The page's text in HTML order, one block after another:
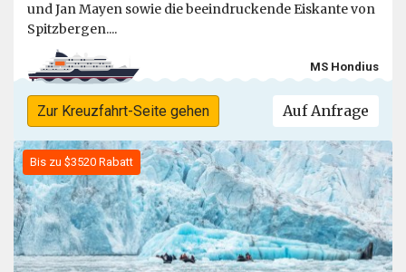
und Jan Mayen sowie die beeindruckende Eiskante von
Spitzbergen....
MS Hondius
Zur Kreuzfahrt-Seite gehen Auf Anfrage
Bis zu $3520 Rabatt